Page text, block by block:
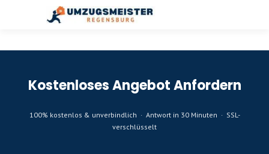
Kostenloses Angebot Anfordern
100% kostenlos & unverbindlich · Antwort in 30 Minuten · SSL-
verschlüsselt